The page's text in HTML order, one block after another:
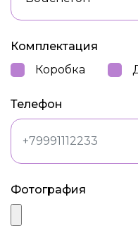
Комплектация
Коробка
Телефон
Фотография